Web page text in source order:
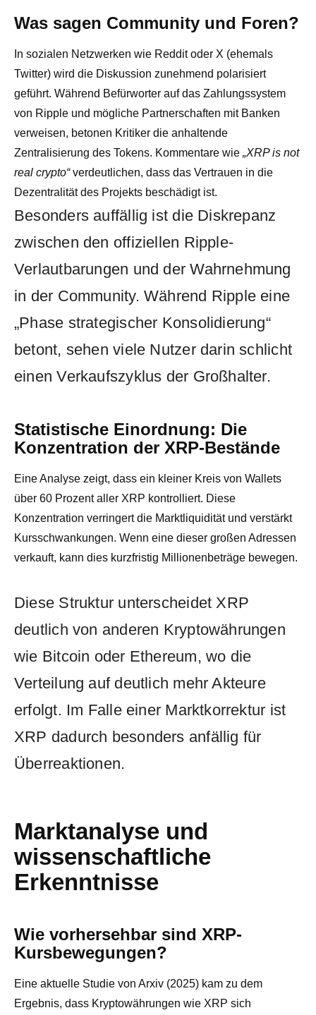
Was sagen Community und Foren?
In sozialen Netzwerken wie Reddit oder X (ehemals
Twitter) wird die Diskussion zunehmend polarisiert
geführt. Während Befürworter auf das Zahlungssystem
von Ripple und mögliche Partnerschaften mit Banken
verweisen, betonen Kritiker die anhaltende
Zentralisierung des Tokens. Kommentare wie „XRP is not
real crypto“verdeutlichen, dass das Vertrauen in die
Dezentralität des Projekts beschädigt ist.
Besonders auffällig ist die Diskrepanz
zwischen den offiziellen Ripple-
Verlautbarungen und der Wahrnehmung
in der Community. Während Ripple eine
„Phase strategischer Konsolidierung“
betont, sehen viele Nutzer darin schlicht
einen Verkaufszyklus der Großhalter.
Statistische Einordnung: Die
Konzentration der XRP-Bestände
Eine Analyse zeigt, dass ein kleiner Kreis von Wallets
über 60 Prozent aller XRP kontrolliert. Diese
Konzentration verringert die Marktliquidität und verstärkt
Kursschwankungen. Wenn eine dieser großen Adressen
verkauft, kann dies kurzfristig Millionenbeträge bewegen.
Diese Struktur unterscheidet XRP
deutlich von anderen Kryptowährungen
wie Bitcoin oder Ethereum, wo die
Verteilung auf deutlich mehr Akteure
erfolgt. Im Falle einer Marktkorrektur ist
XRP dadurch besonders anfällig für
Überreaktionen.
Marktanalyse und
wissenschaftliche
Erkenntnisse
Wie vorhersehbar sind XRP-
Kursbewegungen?
Eine aktuelle Studie von Arxiv (2025) kam zu dem
Ergebnis, dass Kryptowährungen wie XRP sich